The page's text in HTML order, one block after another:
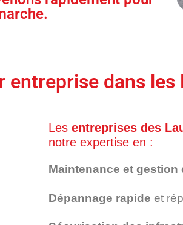
dans les
Les entreprises des
notre expertise en :
Maintenance et
Dépannage rapide et